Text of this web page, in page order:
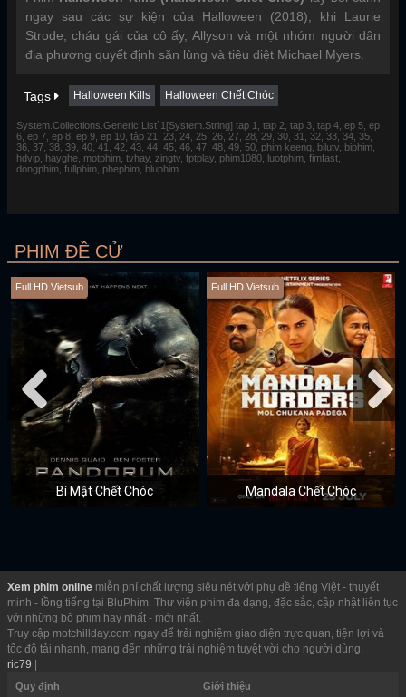
ngay sau các sự kiện của Halloween (2018), khi Laurie
Strode, cháu gái của cô ấy, Allyson và một nhóm người dân
địa phương quyết định săn lùng và tiêu diệt Michael Myers.
Tags Halloween Kills Halloween Chết Chóc
System.Collections.Generic.List`1[System.String] tap 1, tap 2, tap 3, tap 4, ep 5, ep
6, ep 7, ep 8, ep 9, ep 10, tập 21, 23, 24, 25, 26, 27, 28, 29, 30, 31, 32, 33, 34, 35,
36, 37, 38, 39, 40, 41, 42, 43, 44, 45, 46, 47, 48, 49, 50, phim keeng, bilutv, biphim,
hdvip, hayghe, motphim, tvhay, zingtv, fptplay, phim1080, luotphim, fimfast,
dongphim, fullphim, phephim, bluphim
PHIM ĐỀ CỬ
Full HD Vietsub
Bí Mật Chết Chóc
Full HD Vietsub
Mandala Chết Chóc
Xem phim online miễn phí chất lượng siêu nét với phụ đề tiếng Việt - thuyết
minh - lồng tiếng tại BluPhim. Thư viện phim đa dạng, đặc sắc, cập nhật liên tục
với những bộ phim hay nhất - mới nhất.
Truy cập motchillday.com ngay để trải nghiệm giao diện trực quan, tiện lợi và
tốc độ tải nhanh, mang đến những trải nghiệm tuyệt vời cho người dùng.
ric79 |
Quy định Giới thiệu